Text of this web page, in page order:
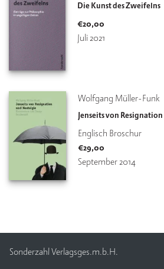
Die Kunst des Zweifelns
€20,00
Juli 2021
Wolfgang Müller-Funk
Jenseits von
Englisch Broschur
€29,00
September 2014
Sonderzahl Verlagsges.m.b.H.